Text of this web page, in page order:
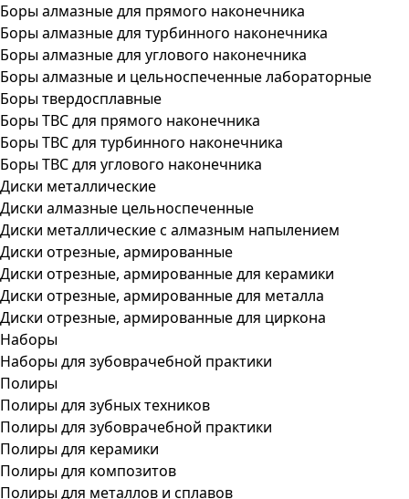
Боры алмазные для прямого наконечника
Боры алмазные для турбинного наконечника
Боры алмазные для углового наконечника
Боры алмазные и цельноспеченные лабораторные
Боры твердосплавные
Боры ТВС для прямого наконечника
Боры ТВС для турбинного наконечника
Боры ТВС для углового наконечника
Диски металлические
Диски алмазные цельноспеченные
Диски металлические с алмазным напылением
Диски отрезные, армированные
Диски отрезные, армированные для керамики
Диски отрезные, армированные для металла
Диски отрезные, армированные для циркона
Наборы
Наборы для зубоврачебной практики
Полиры
Полиры для зубных техников
Полиры для зубоврачебной практики
Полиры для керамики
Полиры для композитов
Полиры для металлов и сплавов